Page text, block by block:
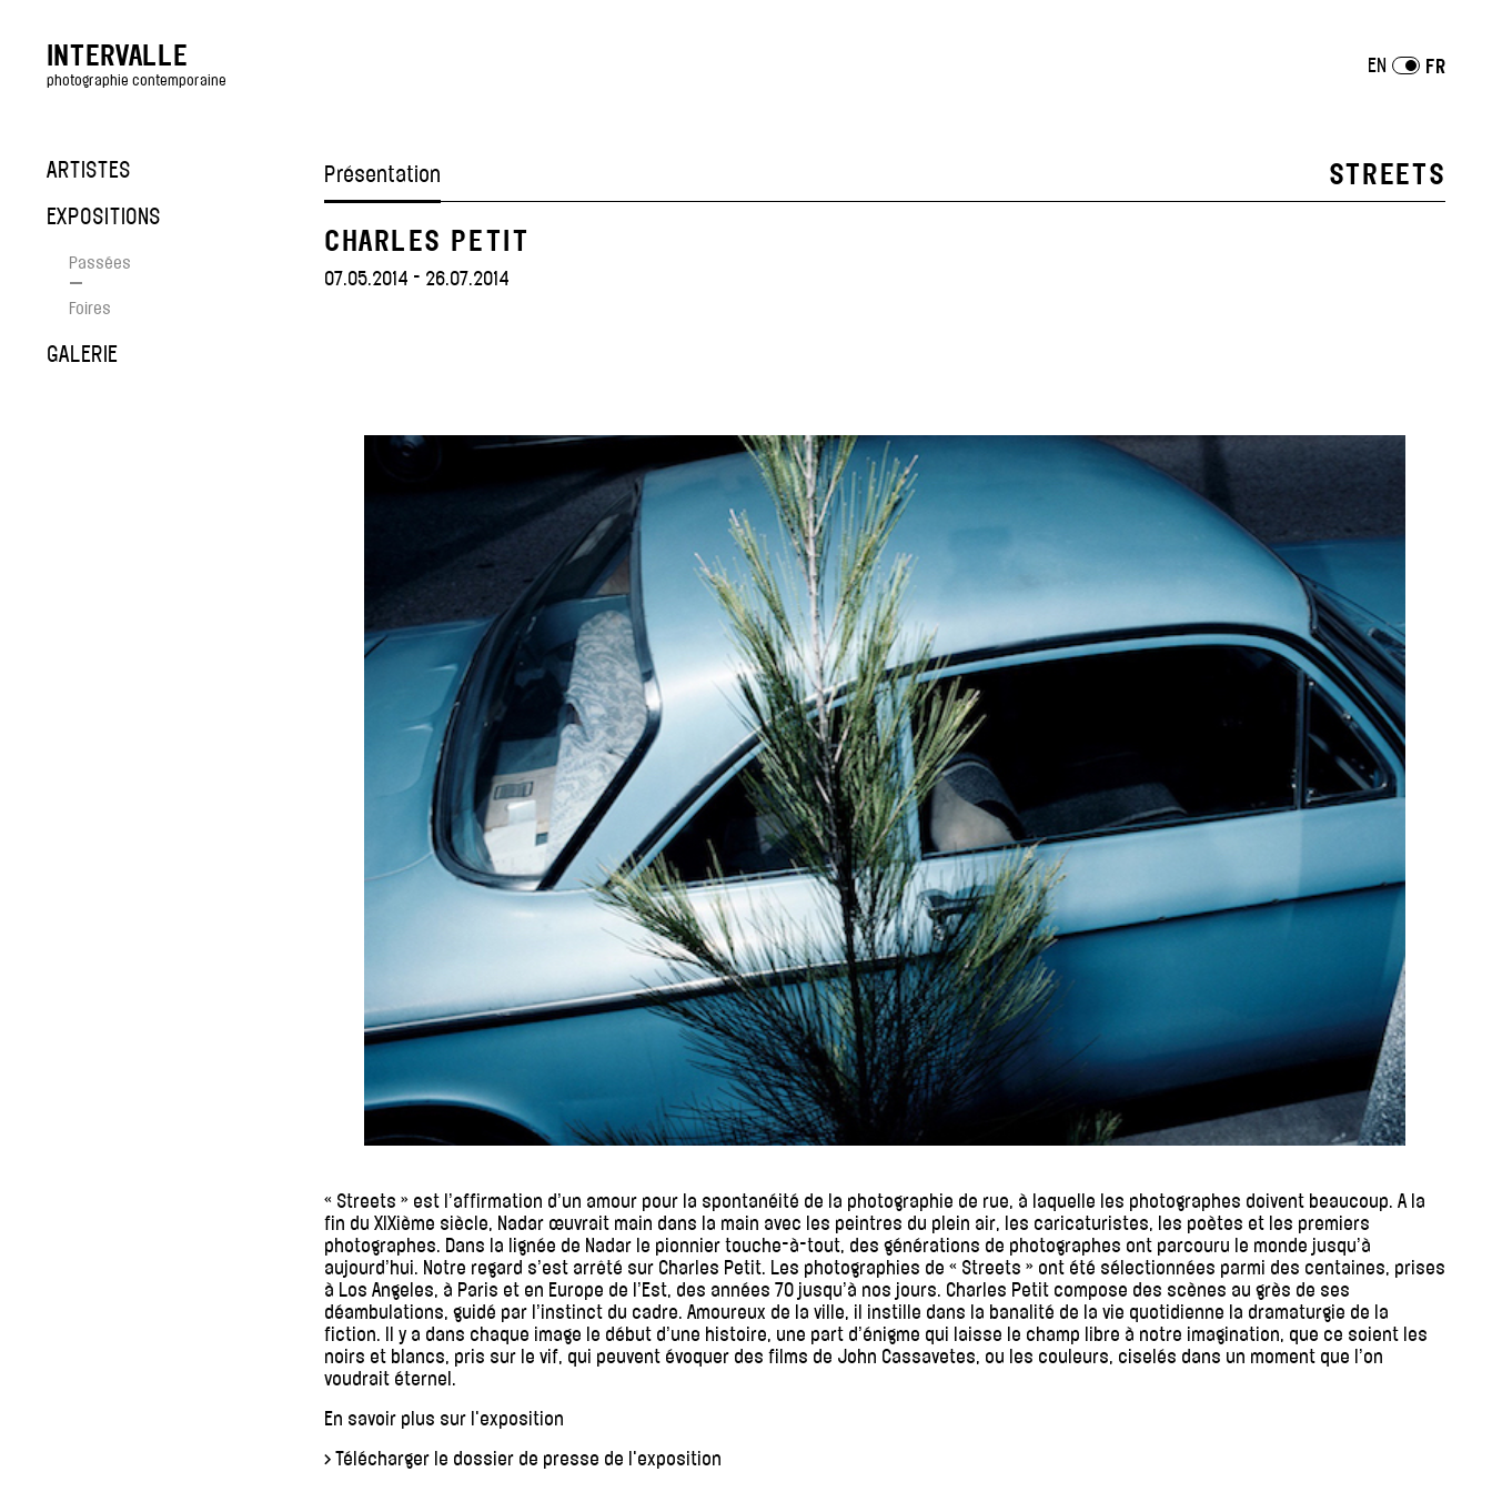
INTERVALLE
photographie contemporaine
EN FR
ARTISTES
EXPOSITIONS
Passées
—
Foires
GALERIE
Présentation STREETS
CHARLES PETIT
07.05.2014 - 26.07.2014
« Streets » est l’affirmation d’un amour pour la spontanéité de la photographie de rue, à laquelle les photographes doivent beaucoup. A la
fin du XIXième siècle, Nadar œuvrait main dans la main avec les peintres du plein air, les caricaturistes, les poètes et les premiers
photographes. Dans la lignée de Nadar le pionnier touche-à-tout, des générations de photographes ont parcouru le monde jusqu’à
aujourd’hui. Notre regard s’est arrêté sur Charles Petit. Les photographies de « Streets » ont été sélectionnées parmi des centaines, prises
à Los Angeles, à Paris et en Europe de l’Est, des années 70 jusqu’à nos jours. Charles Petit compose des scènes au grès de ses
déambulations, guidé par l’instinct du cadre. Amoureux de la ville, il instille dans la banalité de la vie quotidienne la dramaturgie de la
fiction. Il y a dans chaque image le début d’une histoire, une part d’énigme qui laisse le champ libre à notre imagination, que ce soient les
noirs et blancs, pris sur le vif, qui peuvent évoquer des films de John Cassavetes, ou les couleurs, ciselés dans un moment que l’on
voudrait éternel.
En savoir plus sur l'exposition
> Télécharger le dossier de presse de l'exposition